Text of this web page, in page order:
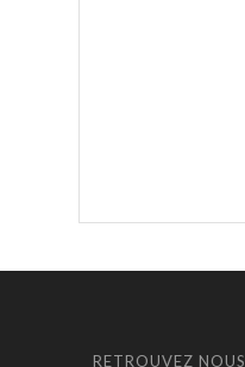
RETROUVEZ NOUS